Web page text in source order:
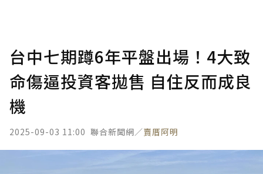
台中七期蹲6年平盤出場！4大致
命傷逼投資客拋售 自住反而成良
機
2025-09-03 11:00 聯合新聞網／賣厝阿明